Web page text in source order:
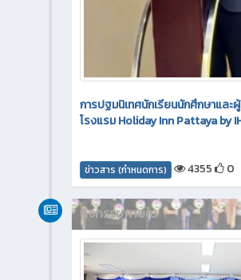
การปฐมนิเทศนักเรียนนักศึกษาแล
โรงแรม Holiday Inn Pattaya by
ข่าวสาร (กำหนดการ) 4355 0
กิจกรรมภายใน